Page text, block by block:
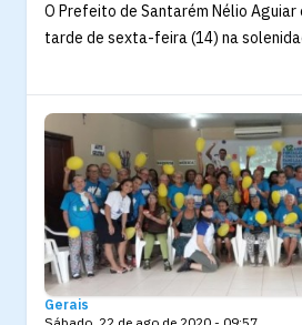
O Prefeito de Santarém Nélio
tarde de sexta-feira (14) na
Gerais